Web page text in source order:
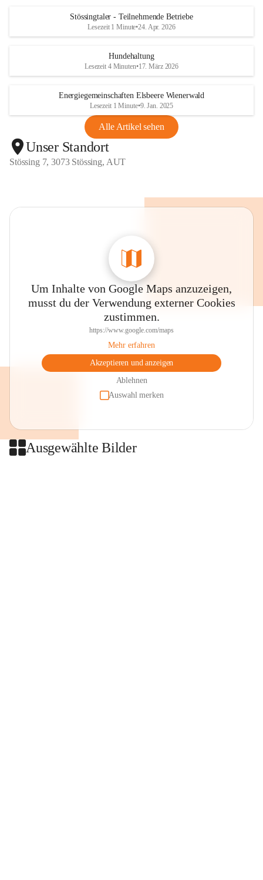
Stössingtaler - Teilnehmende Betriebe
Lesezeit 1 Minute•24. Apr. 2026
Hundehaltung
Lesezeit 4 Minuten•17. März 2026
Energiegemeinschaften Elsbeere Wienerwald
Lesezeit 1 Minute•9. Jan. 2025
Alle Artikel sehen
Unser Standort
Stössing 7, 3073 Stössing, AUT
Um Inhalte von Google Maps anzuzeigen,
musst du der Verwendung externer Cookies
zustimmen.
https://www.google.com/maps
Mehr erfahren
Akzeptieren und anzeigen
Ablehnen
Auswahl merken
Ausgewählte Bilder